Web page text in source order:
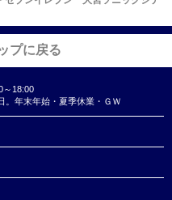
プに戻る
～18:00
。年末年始・夏季休業・ＧＷ